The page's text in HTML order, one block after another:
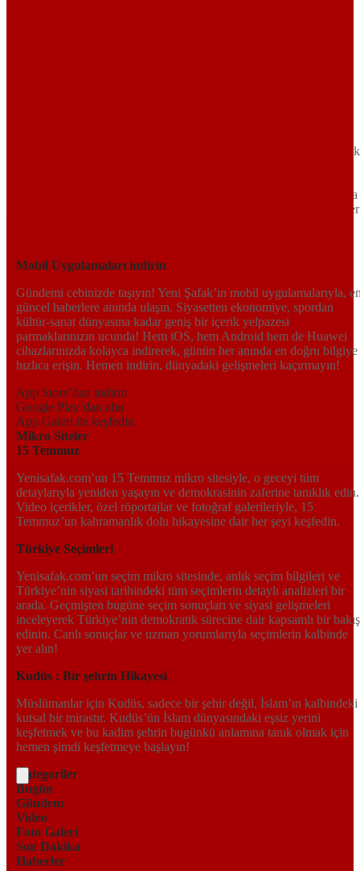
Tarafsız, dinamik ve derinlemesine habercilik anlayışıyla Yeni
bir yelpazede sunduğu haberlerle, hem Türkiye’de hem de dünyada
neler olup bittiğini anında öğrenin. Dijital platformlarıyla her an, her
Mobil Uygulamaları indirin
Gündemi cebinizde taşıyın! Yeni Şafak’ın mobil uygulamalarıyla,
güncel haberlere anında ulaşın. Siyasetten ekonomiye, spordan
kültür-sanat dünyasına kadar geniş bir içerik yelpazesi
parmaklarınızın ucunda! Hem iOS, hem Android hem de Huawei
cihazlarınızda kolayca indirerek, günün her anında en doğru bilgiye
hızlıca erişin. Hemen indirin, dünyadaki gelişmeleri kaçırmayın!
App Store’dan indirin
Google Play’dan alın
App Galeri ile keşfedin
Mikro Siteler
15 Temmuz
Yenisafak.com’un 15 Temmuz mikro sitesiyle, o geceyi tüm
detaylarıyla yeniden yaşayın ve demokrasinin zaferine tanıklık edin.
Video içerikler, özel röportajlar ve fotoğraf galerileriyle, 15
Temmuz’un kahramanlık dolu hikayesine dair her şeyi keşfedin.
Türkiye Seçimleri
Yenisafak.com’un seçim mikro sitesinde, anlık seçim bilgileri ve
Türkiye’nin siyasi tarihindeki tüm seçimlerin detaylı analizleri bir
arada. Geçmişten bugüne seçim sonuçları ve siyasi gelişmeleri
inceleyerek Türkiye’nin demokratik sürecine dair kapsamlı bir bakış
edinin. Canlı sonuçlar ve uzman yorumlarıyla seçimlerin kalbinde
yer alın!
Kudüs : Bir şehrin Hikayesi
Müslümanlar için Kudüs, sadece bir şehir değil, İslam’ın kalbindeki
kutsal bir mirastır. Kudüs’ün İslam dünyasındaki eşsiz yerini
keşfetmek ve bu kadim şehrin bugünkü anlamına tanık olmak için
hemen şimdi keşfetmeye başlayın!
Kategoriler
Bugün
Gündem
Video
Foto Galeri
Son Dakika
Haberler